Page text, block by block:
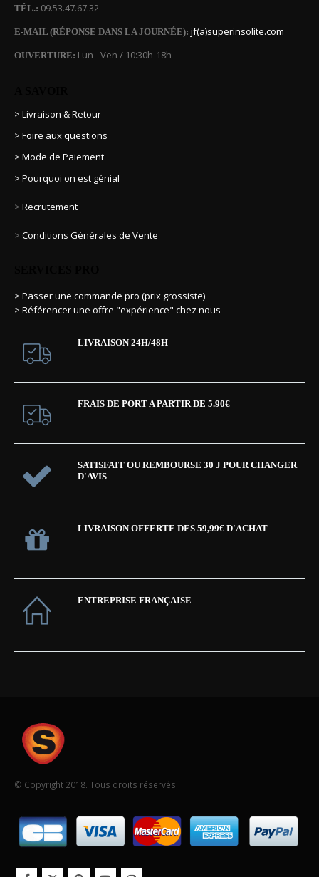
TÉL.: 09.53.47.67.32
E-MAIL (RÉPONSE DANS LA JOURNÉE): jf(a)superinsolite.com
OUVERTURE: Lun - Ven / 10:30h-18h
> Livraison & Retour
> Foire aux questions
> Mode de Paiement
> Pourquoi on est génial
> Recrutement
> Conditions Générales de Vente
> Passer une commande pro (prix grossiste)
> Référencer une offre "expérience" chez nous
LIVRAISON 24H/48H
FRAIS DE PORT A PARTIR DE 5.90€
SATISFAIT OU REMBOURSE 30 J POUR CHANGER
D'AVIS
LIVRAISON OFFERTE DES 59,99€ D'ACHAT
ENTREPRISE FRANÇAISE
© Copyright 2018. Tous droits réservés.